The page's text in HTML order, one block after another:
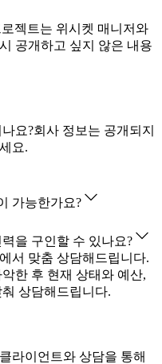
로젝트는 위시켓 매니저와
공개하고 싶지 않은 내용
요?회사 정보는 공개되지
요.
가능한가요?
을 구인할 수 있나요?
서 맞춤 상담해드립니다.
한 후 현재 상태와 예산,
상담해드립니다.
라이언트와 상담을 통해